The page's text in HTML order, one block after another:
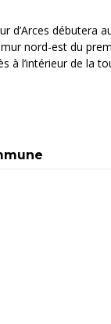
d’Arces débutera
nord-est du
à l’intérieur de la